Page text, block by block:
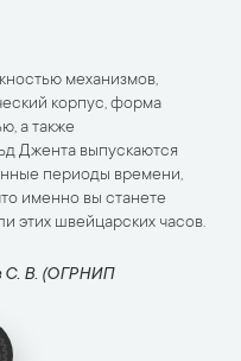
механизмов,
корпус, форма
а также
Джента выпускаются
периоды времени,
именно вы станете
этих швейцарских часов.
С. В. (ОГРНИП